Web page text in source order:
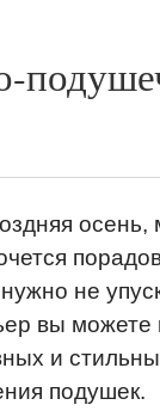
не
вы можете
и
подушек.